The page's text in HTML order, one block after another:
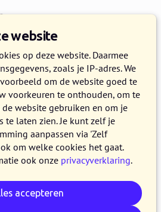
website
op deze website. Daarmee
zoals je IP-adres. We
om de website goed te
voorkeuren te onthouden, om te
website gebruiken en om je
te laten zien. Je kunt zelf je
aanpassen via 'Zelf
om welke cookies het gaat.
ook onze privacyverklaring.
accepteren
LEZEN
alle klanten op de
het Procurios Platform
2024.04. In dit blog lees je
er is verbeterd. Kijk voor
de verschillende versies
derelease pagina.